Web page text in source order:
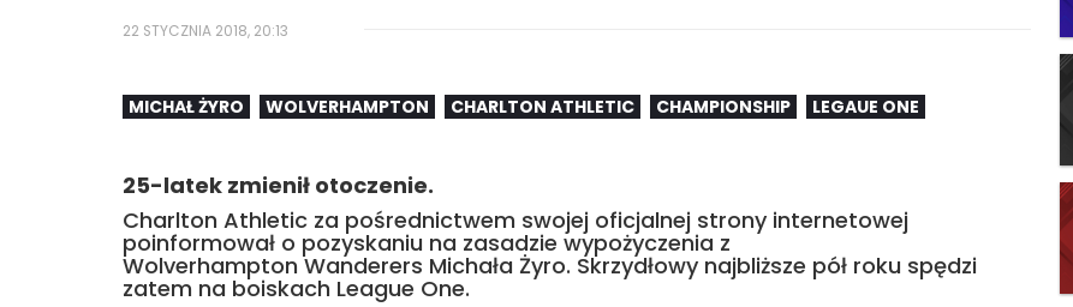
22 STYCZNIA 2018, 20:13
MICHAŁ ŻYRO WOLVERHAMPTON CHARLTON ATHLETIC CHAMPIONSHIP LEGAUE ONE
25-latek zmienił otoczenie.
Charlton Athletic za pośrednictwem swojej oficjalnej strony internetowej
poinformował o pozyskaniu na zasadzie wypożyczenia z
Wolverhampton Wanderers Michała Żyro. Skrzydłowy najbliższe pół roku spędzi
zatem na boiskach League One.